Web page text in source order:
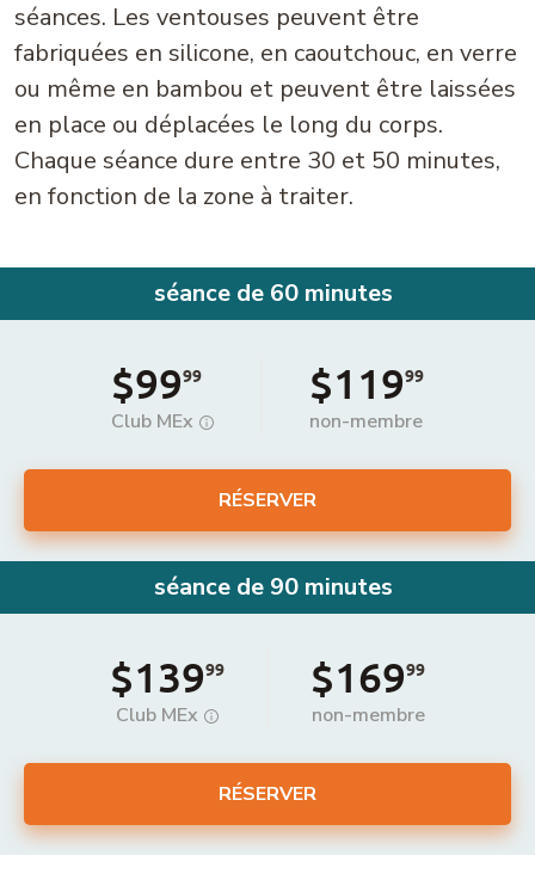
séances. Les ventouses peuvent être
fabriquées en silicone, en caoutchouc, en verre
ou même en bambou et peuvent être laissées
en place ou déplacées le long du corps.
Chaque séance dure entre 30 et 50 minutes,
en fonction de la zone à traiter.
séance de 60 minutes
$9999
Club MEx
$11999
non-membre
RÉSERVER
séance de 90 minutes
$13999
Club MEx
$16999
non-membre
RÉSERVER